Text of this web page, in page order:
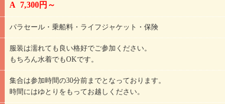
A 7,300円～
パラセール・乗船料・ライフジャケット・保険
服装は濡れても良い格好でご参加ください。
もちろん水着でもOKです。
集合は参加時間の30分前までとなっております。
時間にはゆとりをもってお越しください。